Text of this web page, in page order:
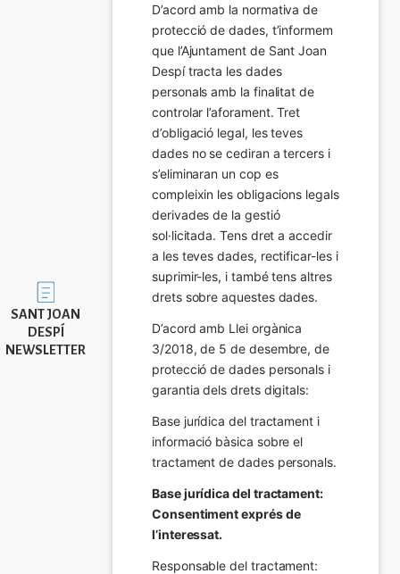
Imatge
SANT JOAN
DESPÍ
NEWSLETTER
D’acord amb la normativa de
protecció de dades, t’informem
que l’Ajuntament de Sant Joan
Despí tracta les dades
personals amb la finalitat de
controlar l’aforament. Tret
d’obligació legal, les teves
dades no se cediran a tercers i
s’eliminaran un cop es
compleixin les obligacions legals
derivades de la gestió
sol·licitada. Tens dret a accedir
a les teves dades, rectificar-les i
suprimir-les, i també tens altres
drets sobre aquestes dades.
D’acord amb Llei orgànica
3/2018, de 5 de desembre, de
protecció de dades personals i
garantia dels drets digitals:
Base jurídica del tractament i
informació bàsica sobre el
tractament de dades personals.
Base jurídica del tractament:
Consentiment exprés de
l’interessat.
Responsable del tractament: